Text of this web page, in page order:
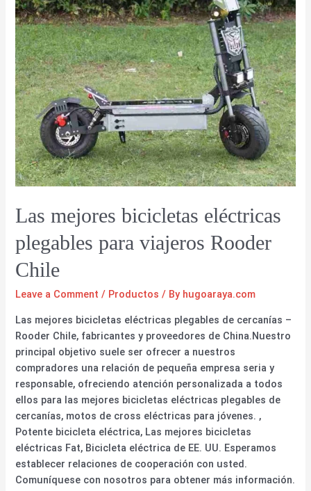
Las mejores bicicletas eléctricas
plegables para viajeros Rooder
Chile
Leave a Comment / Productos / By hugoaraya.com
Las mejores bicicletas eléctricas plegables de cercanías –
Rooder Chile, fabricantes y proveedores de China.Nuestro
principal objetivo suele ser ofrecer a nuestros
compradores una relación de pequeña empresa seria y
responsable, ofreciendo atención personalizada a todos
ellos para las mejores bicicletas eléctricas plegables de
cercanías, motos de cross eléctricas para jóvenes. ,
Potente bicicleta eléctrica, Las mejores bicicletas
eléctricas Fat, Bicicleta eléctrica de EE. UU. Esperamos
establecer relaciones de cooperación con usted.
Comuníquese con nosotros para obtener más información.